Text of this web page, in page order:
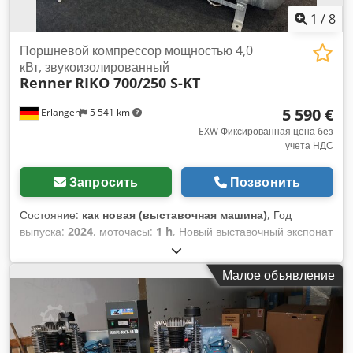
1 /8
Erlangen 5 541 km
Поршневой компрессор мощностью 4,0
кВт, звукоизолированный
Renner RIKO 700/250 S-KT
5 590 €
EXW Фиксированная цена без
учета НДС
Запросить Позвонить
Состояние: как новая (выставочная машина), Год
выпуска: 2024, моточасы: 1 h, Новый выставочный экспонат
(доступен немедленно): Поршневой компрессор RENNER
Riko 700/250 S-KT с оцинкованным баком объемом 250
литров с холодильным осушителем и регулируемым по
уровню сливом конденсата со звукоизоляционным кожухом
с вилкой CEE с металлическим буферным комплектом для
бака сжатого воздуха Технические данные Dedporxu Erefx
Ahujck Мощность двигателя: 4,0 кВт Номинальное
Малое объявление